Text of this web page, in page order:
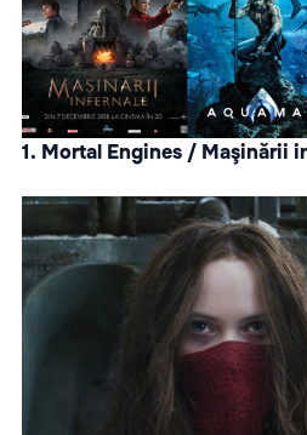
1. Mortal Engines / Maşinării